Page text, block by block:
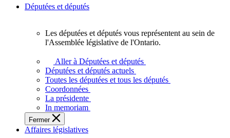
Députées et députés
députés
vous
représentent
sein
de
l'Assemblée
législative
Les députées et députés vous représentent au sein de
l'Assemblée législative de l'Ontario.
Aller à Députées et députés
Députées et députés actuels
Toutes les députées et tous les députés
Coordonnées
La présidente
In memoriam
Fermer
Affaires législatives